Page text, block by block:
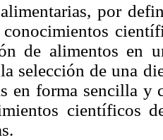
por
conocimientos
de alimentos en
selección de una
en forma sencilla y
científicos